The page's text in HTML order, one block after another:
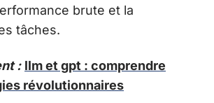
brute et la
tâches.
: llm et gpt : comprendre
révolutionnaires